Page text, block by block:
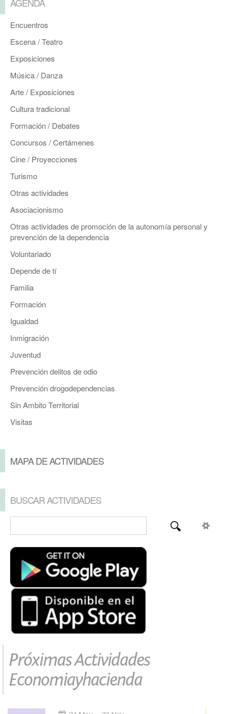
Encuentros
Escena / Teatro
Exposiciones
Música / Danza
Arte / Exposiciones
Cultura tradicional
Formación / Debates
Concursos / Certámenes
Cine / Proyecciones
Turismo
Otras actividades
Asociacionismo
Otras actividades de promoción de la autonomía personal y
prevención de la dependencia
Voluntariado
Depende de tí
Familia
Formación
Igualdad
Inmigración
Juventud
Prevención delitos de odio
Prevención drogodependencias
Sin Ambito Territorial
Visitas
MAPA DE ACTIVIDADES
BUSCAR ACTIVIDADES
Próximas Actividades
Economiayhacienda